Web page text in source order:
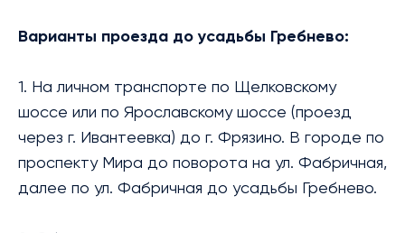
Варианты проезда до усадьбы Гребнево:
1. На личном транспорте по Щелковскому
шоссе или по Ярославскому шоссе (проезд
через г. Ивантеевка) до г. Фрязино. В городе по
проспекту Мира до поворота на ул. Фабричная,
далее по ул. Фабричная до усадьбы Гребнево.